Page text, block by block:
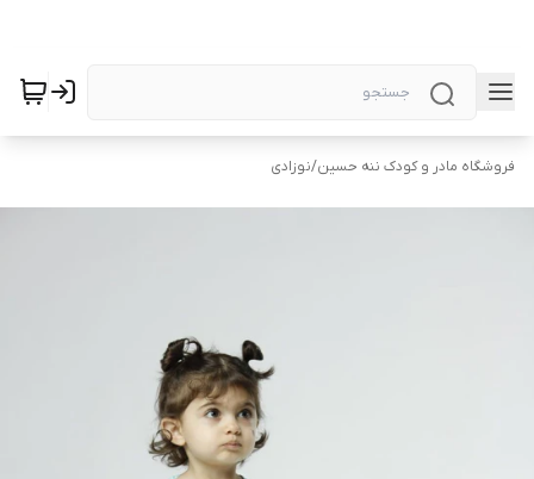
فروشگاه مادر و کودک ننه حسین/نوزادی